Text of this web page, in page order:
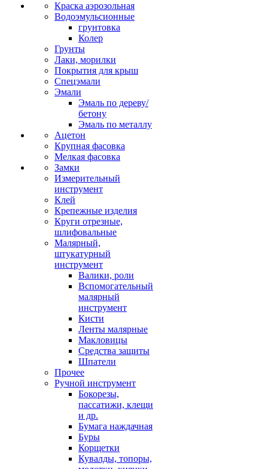
Краска аэрозольная
Водоэмульсионные
грунтовка
Колер
Грунты
Лаки, морилки
Покрытия для крыш
Спецэмали
Эмали
Эмаль по дереву/
бетону
Эмаль по металлу
Ацетон
Крупная фасовка
Мелкая фасовка
Замки
Измерительный
инструмент
Клей
Крепежные изделия
Круги отрезные,
шлифовальные
Малярный,
штукатурный
инструмент
Валики, роли
Вспомогательный
малярный
инструмент
Кисти
Ленты малярные
Макловицы
Средства защиты
Шпатели
Прочее
Ручной инструмент
Бокорезы,
пассатижи, клещи
и др.
Бумага наждачная
Буры
Корщетки
Кувалды, топоры,